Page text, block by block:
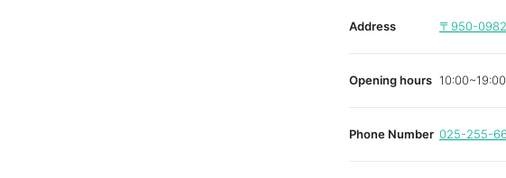
Address 〒950-0982
Opening hours 10:00~19:00
Phone Number 025-255-